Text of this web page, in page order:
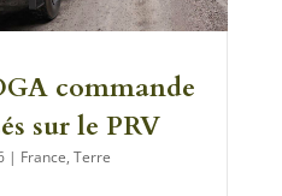
commande
sur le PRV
| France,Terre